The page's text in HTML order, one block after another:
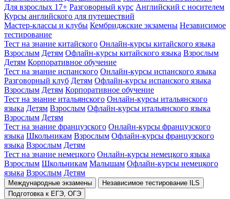
Для взрослых 17+ Разговорный курс Английский с носителем
Курсы английского для путешествий
Мастер-классы и клубы Кембриджские экзамены Независимое
тестирование
Тест на знание китайского Онлайн-курсы китайского языка
Взрослым Детям Офлайн-курсы китайского языка Взрослым
Детям Корпоративное обучение
Тест на знание испанского Онлайн-курсы испанского языка
Разговорный клуб Детям Офлайн-курсы испанского языка
Взрослым Детям Корпоративное обучение
Тест на знание итальянского Онлайн-курсы итальянского
языка Детям Взрослым Офлайн-курсы итальянского языка
Взрослым Детям
Тест на знание французского Онлайн-курсы французского
языка Школьникам Взрослым Офлайн-курсы французского
языка Взрослым Детям
Тест на знание немецкого Онлайн-курсы немецкого языка
Взрослым Школьникам Малышам Офлайн-курсы немецкого
языка Взрослым Детям
Международные экзамены
Независимое тестирование ILS
Подготовка к ЕГЭ, ОГЭ